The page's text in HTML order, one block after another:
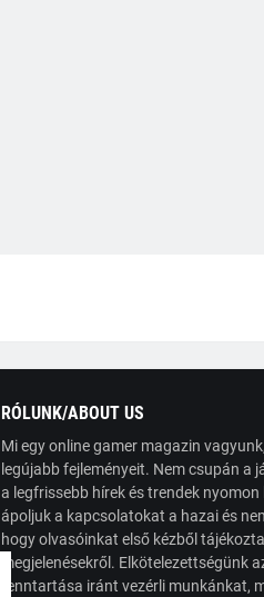
RÓLUNK/ABOUT US
Mi egy online gamer magazin
legújabb fejleményeit. Nem csupán a
a legfrissebb hírek és trendek
ápoljuk a kapcsolatokat a hazai és
hogy olvasóinkat első kézből
megjelenésekről. Elkötelezettségünk
fenntartása iránt vezérli munkánkat,